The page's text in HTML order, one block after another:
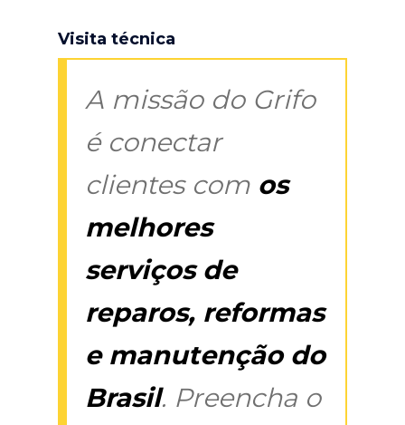
Visita técnica
A missão do Grifo
é conectar
clientes com os
melhores
serviços de
reparos, reformas
e manutenção do
Brasil. Preencha o